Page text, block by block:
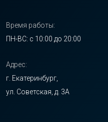
Время работы:
ПН-ВС: с 10:00 до 20:00
Адрес:
г. Екатеринбург,
ул. Советская, д. 3А